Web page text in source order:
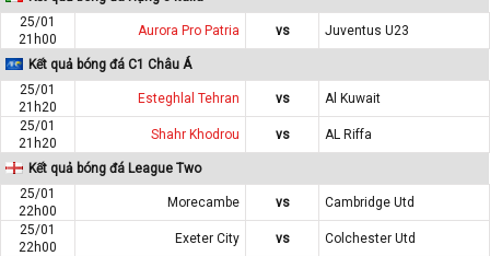
25/01
21h00
Aurora Pro Patria vs Juventus U23
Kết quả bóng đá C1 Châu Á
25/01
21h20
Esteghlal Tehran vs
Al Kuwait
25/01
21h20
Shahr Khodrou vs AL Riffa
Kết quả bóng đá League Two
25/01
22h00
Morecambe vs
Cambridge Utd
25/01
22h00
Exeter City vs
Colchester Utd